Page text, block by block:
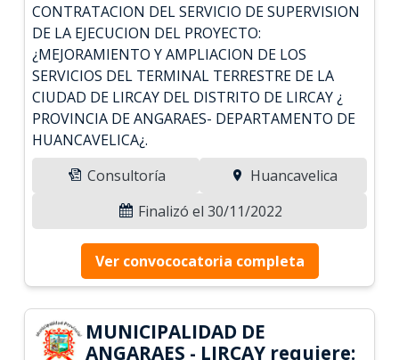
CONTRATACION DEL SERVICIO DE SUPERVISION
DE LA EJECUCION DEL PROYECTO:
¿MEJORAMIENTO Y AMPLIACION DE LOS
SERVICIOS DEL TERMINAL TERRESTRE DE LA
CIUDAD DE LIRCAY DEL DISTRITO DE LIRCAY ¿
PROVINCIA DE ANGARAES- DEPARTAMENTO DE
HUANCAVELICA¿.
Consultoría
Huancavelica
Finalizó el 30/11/2022
Ver convococatoria completa
MUNICIPALIDAD DE
ANGARAES - LIRCAY requiere: